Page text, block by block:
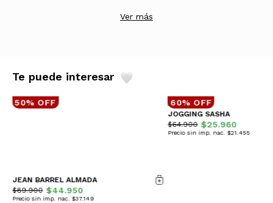
Ver más
Te puede interesar
50% OFF
JEAN BARREL ALMADA
$89.900 $44.950
Precio sin imp. nac. $37.149
60% OFF
JOGGING SASHA
$64.900 $25.960
Precio sin imp. nac. $21.455